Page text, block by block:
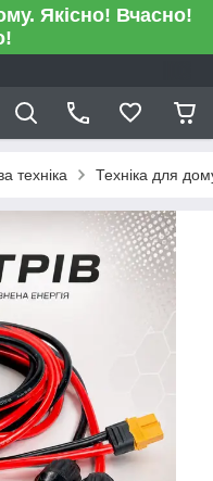
Якісно! Вчасно!
техніка Техніка для